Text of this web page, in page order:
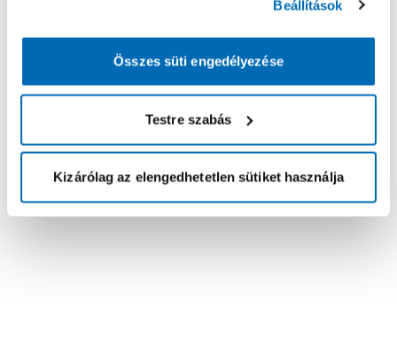
Beállítások
Összes süti engedélyezése
Testre szabás
Kizárólag az elengedhetetlen sütiket használja